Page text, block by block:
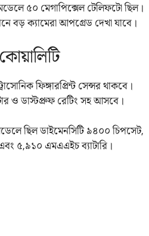
৫০ মেগাপিক্সেল টেলিফটো ছিল।
বড় ক্যামেরা আপগ্রেড দেখা যাবে।
ফিঙ্গারপ্রিন্ট সেন্সর থাকবে।
ও ডাস্টপ্রুফ রেটিং সহ আসবে।
ছিল ডাইমেনসিটি ৯৪০০ চিপসেট,
৫,৯১০ এমএএইচ ব্যাটারি।